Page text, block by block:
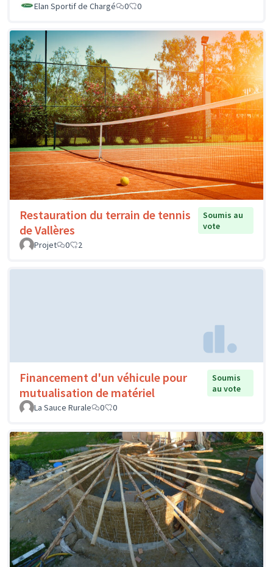
Elan Sportif de Chargé 0 0
Restauration du terrain de tennis
de Vallères
Soumis au
vote
Projet
0 2
Financement d'un véhicule pour
mutualisation de matériel
Soumis
au vote
La Sauce Rurale
0 0